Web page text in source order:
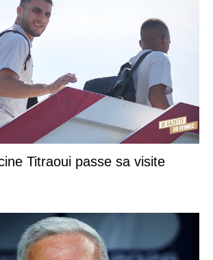
Titraoui passe sa visite